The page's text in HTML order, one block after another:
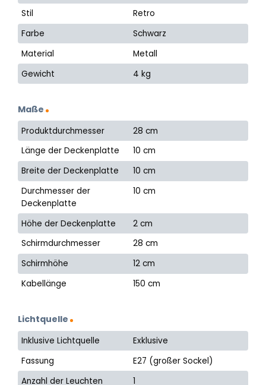
Stil
Retro
Farbe
Schwarz
Material
Metall
Gewicht
4 kg
Maße
Produktdurchmesser
28 cm
Länge der Deckenplatte
10 cm
Breite der Deckenplatte
10 cm
Durchmesser der
Deckenplatte
10 cm
Höhe der Deckenplatte
2 cm
Schirmdurchmesser
28 cm
Schirmhöhe
12 cm
Kabellänge
150 cm
Lichtquelle
Inklusive Lichtquelle
Exklusive
Fassung
E27 (großer Sockel)
Anzahl der Leuchten
1